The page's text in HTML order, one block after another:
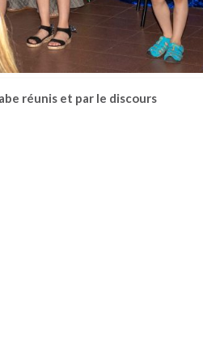
réunis et par le discours